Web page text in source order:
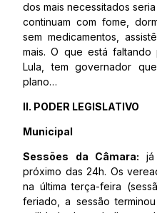
dos mais necessitados
continuam com fome,
sem medicamentos,
mais. O que está faltando
Lula, tem governador
plano…
II. PODER LEGISLATIVO
Municipal
Sessões da Câmara:
próximo das 24h. Os
na última terça-feira
feriado, a sessão